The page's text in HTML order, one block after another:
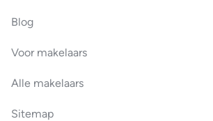
Blog
Voor makelaars
Alle makelaars
Sitemap